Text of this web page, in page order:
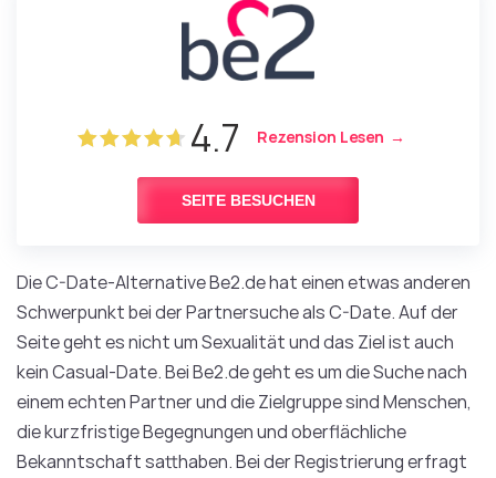
4.7 Rezension Lesen
SEITE BESUCHEN
Die C-Date-Alternative Be2.de hat einen etwas anderen
Schwerpunkt bei der Partnersuche als C-Date. Auf der
Seite geht es nicht um Sexualität und das Ziel ist auch
kein Casual-Date. Bei Be2.de geht es um die Suche nach
einem echten Partner und die Zielgruppe sind Menschen,
die kurzfristige Begegnungen und oberflächliche
Bekanntschaft satthaben. Bei der Registrierung erfragt